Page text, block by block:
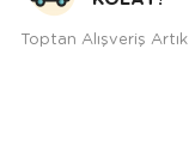
Toptan Alışveriş Artık